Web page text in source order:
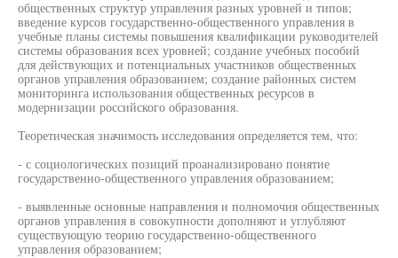
общественных структур управления разных уровней и типов;
введение курсов государственно-общественного управления в
учебные планы системы повышения квалификации руководителей
системы образования всех уровней; создание учебных пособий
для действующих и потенциальных участников общественных
органов управления образованием; создание районных систем
мониторинга использования общественных ресурсов в
модернизации российского образования.
Теоретическая значимость исследования определяется тем, что:
- с социологических позиций проанализировано понятие
государственно-общественного управления образованием;
- выявленные основные направления и полномочия общественных
органов управления в совокупности дополняют и углубляют
существующую теорию государственно-общественного
управления образованием;